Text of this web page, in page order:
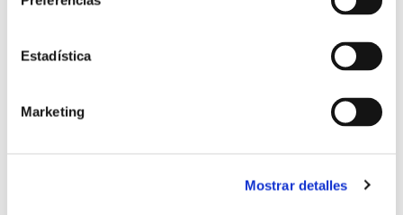
Estadística
Marketing
Mostrar detalles